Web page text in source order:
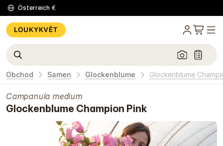
Österreich €
Obchod Samen Glockenblume Glockenblume
Campanula medium
Glockenblume Champion Pink